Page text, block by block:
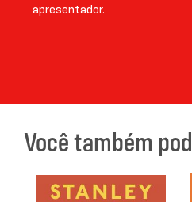
apresentador.
Você também